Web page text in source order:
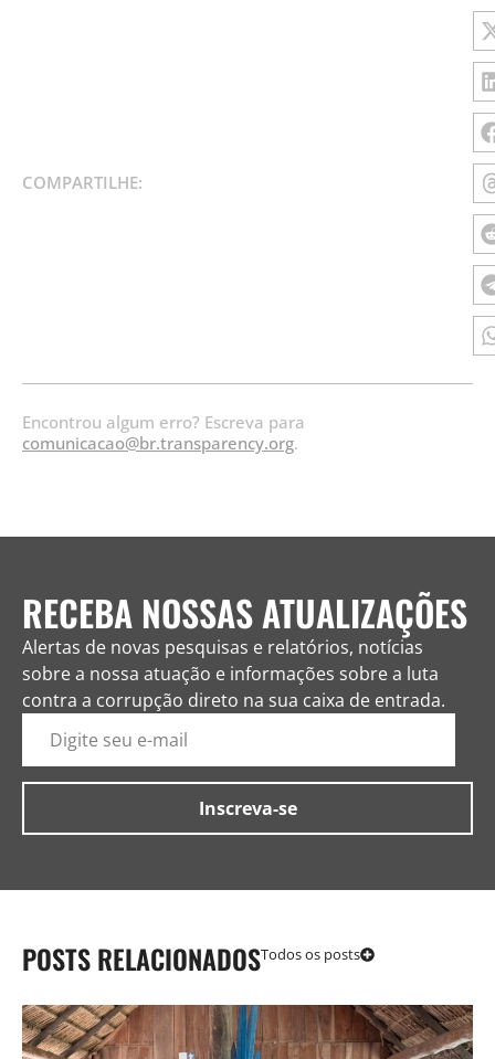
COMPARTILHE:
Encontrou algum erro? Escreva para
comunicacao@br.transparency.org.
RECEBA NOSSAS ATUALIZAÇÕES
Alertas de novas pesquisas e relatórios, notícias
sobre a nossa atuação e informações sobre a luta
contra a corrupção direto na sua caixa de entrada.
POSTS RELACIONADOSTodos os posts